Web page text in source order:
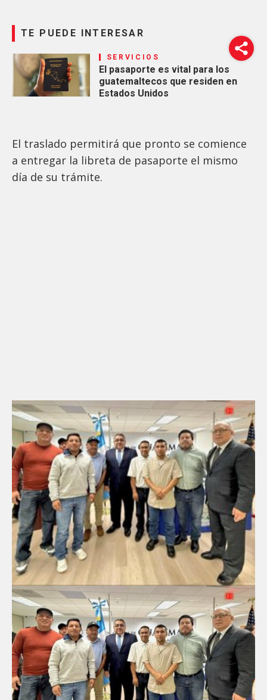
TE PUEDE INTERESAR
SERVICIOS
El pasaporte es vital para los
guatemaltecos que residen en
Estados Unidos
El traslado permitirá que pronto se comience
a entregar la libreta de pasaporte el mismo
día de su trámite.